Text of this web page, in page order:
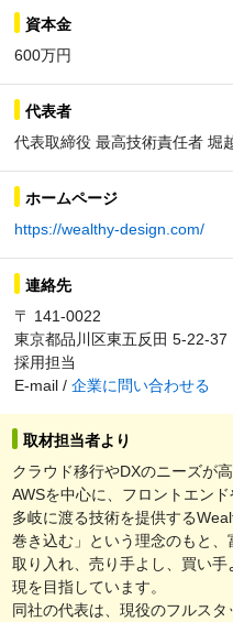
資本金
600万円
代表者
代表取締役 最高技術責任者 堀
ホームページ
https://wealthy-design.com/
連絡先
〒 141-0022
東京都品川区東五反田 5-22-
採用担当
E-mail / 企業に問い合わせる
取材担当者より
クラウド移行やDXのニーズが
AWSを中心に、フロントエン
多岐に渡る技術を提供する
巻き込む」という理念のもと
取り入れ、売り手よし、買い
現を目指しています。
同社の代表は、現役のフルス